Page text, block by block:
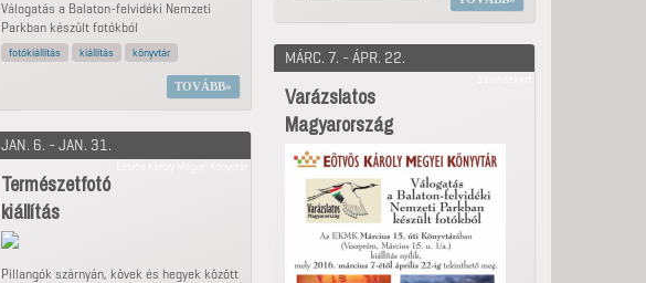
Válogatás a Balaton-felvidéki Nemzeti
Parkban készült fotókból
fotókiállítás kiállítás könyvtár
TOVÁBB
JAN. 6. - JAN. 31.
Természetfotó
kiállítás
Pillangók szárnyán, kövek és hegyek között
MÁRC. 7. - ÁPR. 22.
Varázslatos
Magyarország